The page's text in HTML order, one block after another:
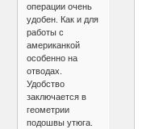
операции очень
удобен. Как и для
работы с
американкой
особенно на
отводах.
Удобство
заключается в
геометрии
подошвы утюга.